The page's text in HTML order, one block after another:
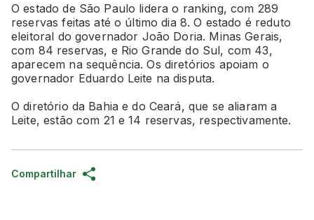
O estado de São Paulo lidera o ranking, com 289
reservas feitas até o último dia 8. O estado é reduto
eleitoral do governador João Doria. Minas Gerais,
com 84 reservas, e Rio Grande do Sul, com 43,
aparecem na sequência. Os diretórios apoiam o
governador Eduardo Leite na disputa.
O diretório da Bahia e do Ceará, que se aliaram a
Leite, estão com 21 e 14 reservas, respectivamente.
Compartilhar